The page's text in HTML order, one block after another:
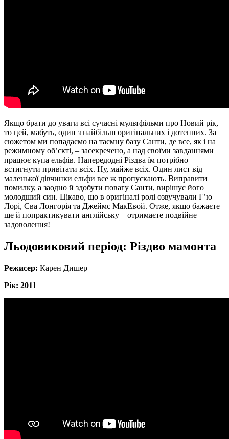
Якщо брати до уваги всі сучасні мультфільми про Новий рік,
то цей, мабуть, один з найбільш оригінальних і дотепних. За
сюжетом ми попадаємо на таємну базу Санти, де все, як і на
режимному об’єкті, – засекречено, а над своїми завданнями
працює купа ельфів. Напередодні Різдва їм потрібно
встигнути привітати всіх. Ну, майже всіх. Один лист від
маленької дівчинки ельфи все ж пропускають. Виправити
помилку, а заодно й здобути повагу Санти, вирішує його
молодший син. Цікаво, що в оригіналі ролі озвучували Г’ю
Лорі, Єва Лонгорія та Джеймс МакЕвой. Отже, якщо бажаєте
ще й попрактикувати англійську – отримаєте подвійне
задоволення!
Льодовиковий період: Різдво мамонта
Режисер: Карен Дишер
Рік: 2011